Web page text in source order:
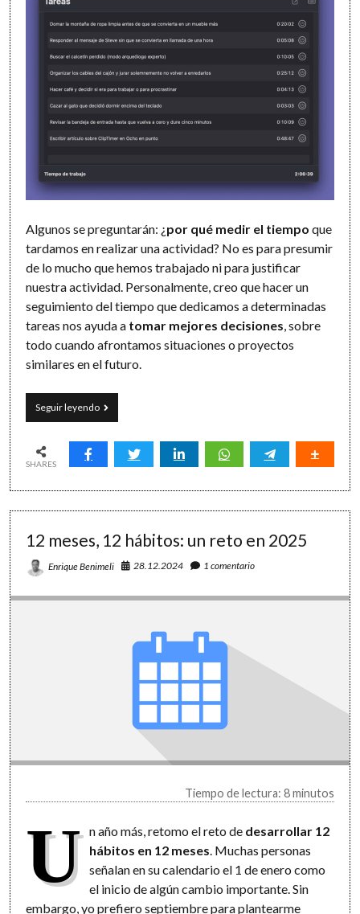
Algunos se preguntarán: ¿por qué medir el tiempo que
tardamos en realizar una actividad? No es para presumir
de lo mucho que hemos trabajado ni para justificar
nuestra actividad. Personalmente, creo que hacer un
seguimiento del tiempo que dedicamos a determinadas
tareas nos ayuda a tomar mejores decisiones , sobre
todo cuando afrontamos situaciones o proyectos
similares en el futuro.
Seguir leyendoEl
tiempo
ClipTimer
y
SHARES
12 meses, 12 hábitos: un reto en 2025
Enrique Benimeli 28.12.2024 1 comentario
Tiempo de lectura: 8 minutos
U n año más, retomo el reto de desarrollar 12
hábitos en 12 meses . Muchas personas
señalan en su calendario el 1 de enero como
el inicio de algún cambio importante. Sin
embargo, yo prefiero septiembre para plantearme